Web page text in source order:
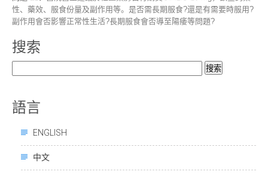
性、藥效、服食份量及副作用等。是否需長期服食?還是有需要時服用?
副作用會否影響正常性生活?長期服食會否導至陽痿等問題?
搜索
索：
語言
ENGLISH
中文